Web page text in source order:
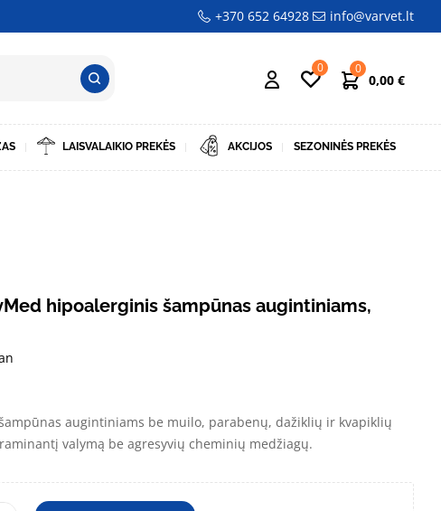
+370 652 64928 info@varvet.lt
0 0
0,00 €
LAISVALAIKIO PREKĖS AKCIJOS SEZONINĖS PREKĖS
hipoalerginis šampūnas augintiniams,
augintiniams be muilo, parabenų, dažiklių ir kvapiklių
valymą be agresyvių cheminių medžiagų.